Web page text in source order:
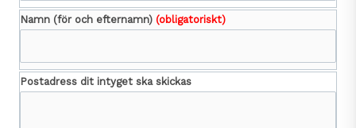
Namn (för och efternamn) (obligatoriskt)
Postadress dit intyget ska skickas